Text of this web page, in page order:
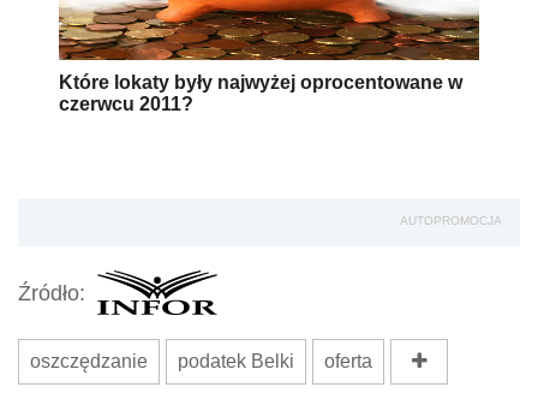
Które lokaty były najwyżej oprocentowane w
czerwcu 2011?
AUTOPROMOCJA
Źródło:
oszczędzanie podatek Belki oferta